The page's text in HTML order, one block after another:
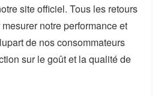
site officiel. Tous les retours
notre performance et
de nos consommateurs
sur le goût et la qualité de